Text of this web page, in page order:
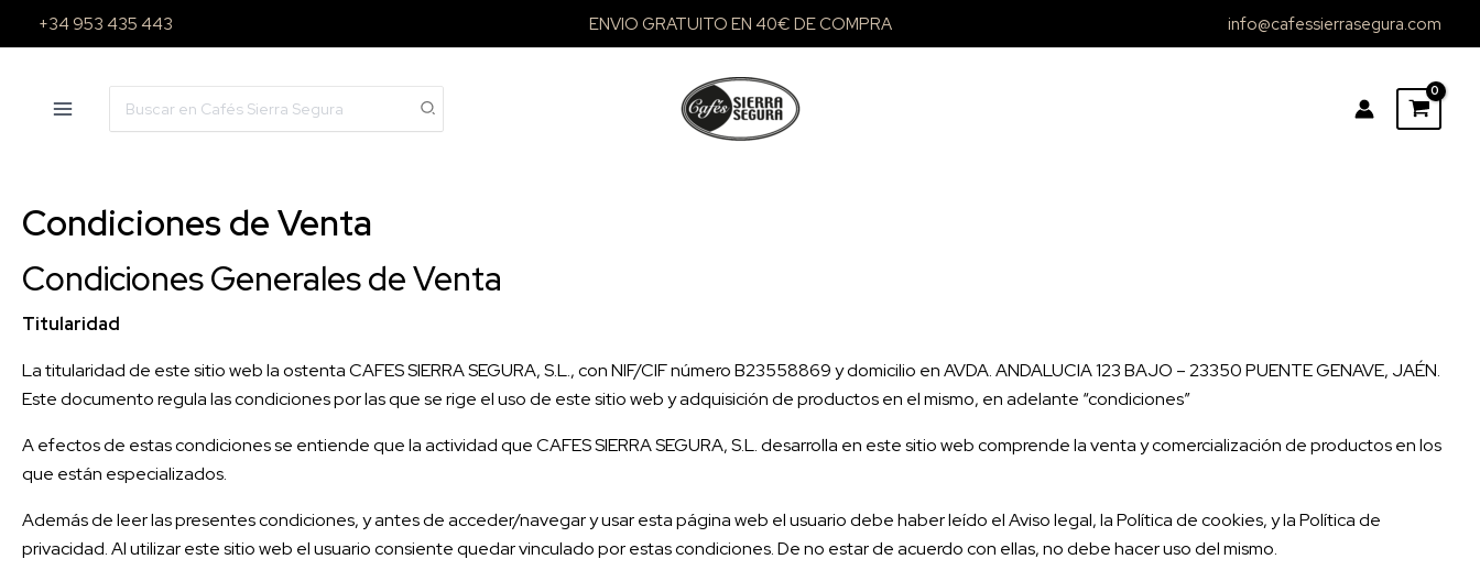
+34 953 435 443 ENVIO GRATUITO EN 40€ DE COMPRA info@cafessierrasegura.com
for:
Condiciones de Venta
Condiciones Generales de Venta
Titularidad
La titularidad de este sitio web la ostenta CAFES SIERRA SEGURA, S.L., con NIF/CIF número B23558869 y domicilio en AVDA. ANDALUCIA 123 BAJO – 23350 PUENTE GENAVE, JAÉN.
Este documento regula las condiciones por las que se rige el uso de este sitio web y adquisición de productos en el mismo, en adelante “condiciones”
A efectos de estas condiciones se entiende que la actividad que CAFES SIERRA SEGURA, S.L. desarrolla en este sitio web comprende la venta y comercialización de productos en los
que están especializados.
Además de leer las presentes condiciones, y antes de acceder/navegar y usar esta página web el usuario debe haber leído el Aviso legal, la Política de cookies, y la Política de
privacidad. Al utilizar este sitio web el usuario consiente quedar vinculado por estas condiciones. De no estar de acuerdo con ellas, no debe hacer uso del mismo.